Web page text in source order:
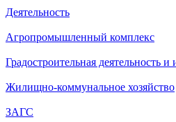
Деятельность
Агропромышленный комплекс
Градостроительная деятельность
Жилищно-коммунальное хозяйство
ЗАГС